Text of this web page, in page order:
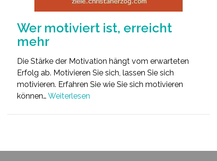
Wer motiviert ist, erreicht
mehr
Die Stärke der Motivation hängt vom erwarteten
Erfolg ab. Motivieren Sie sich, lassen Sie sich
motivieren. Erfahren Sie wie Sie sich motivieren
können… Weiterlesen